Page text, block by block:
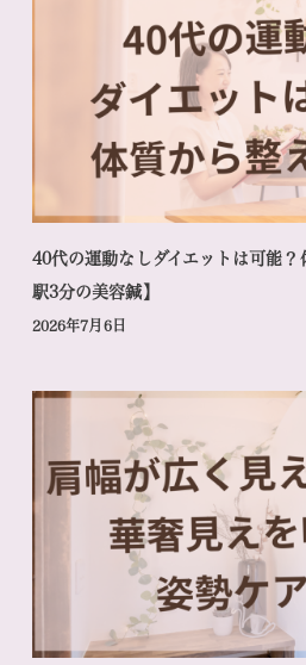
40代の運動なしダイエットは可能
駅3分の美容鍼】
2026年7月6日